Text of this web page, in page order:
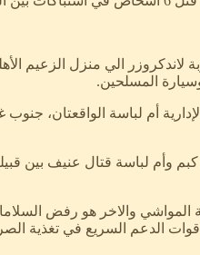
الي منزل الزعيم الأهلي
المسلحين.
أم لباسة الواقعتان،
وأم لباسة قتال عنيف بين
المواشي والاخر هو رفض
الدعم السريع في تغذية